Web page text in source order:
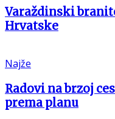
Varaždinski
Hrvatske
Najže
Radovi na brzoj
prema planu